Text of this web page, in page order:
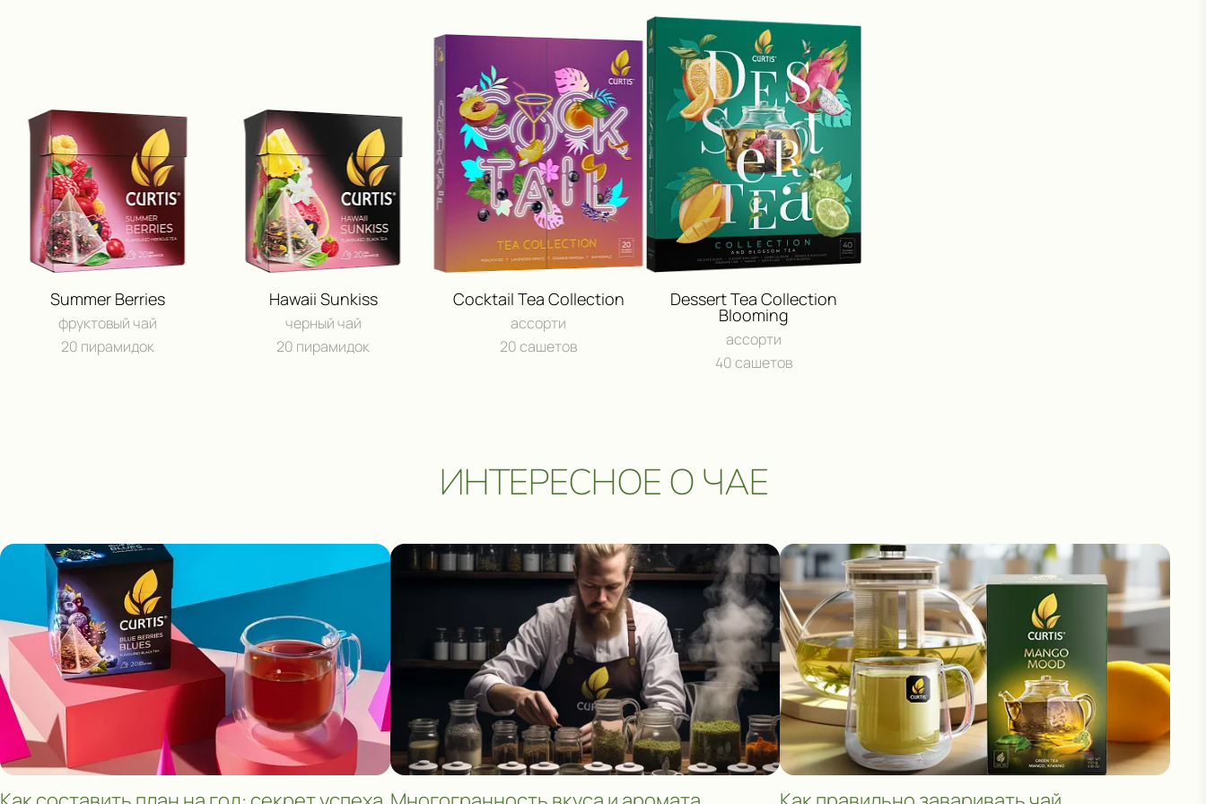
Summer Berries
фруктовый чай
20 пирамидок
Hawaii Sunkiss
черный чай
20 пирамидок
Cocktail Tea Collection
ассорти
20 сашетов
Dessert Tea Collection
Blooming
ассорти
40 сашетов
ИНТЕРЕСНОЕ О ЧАЕ